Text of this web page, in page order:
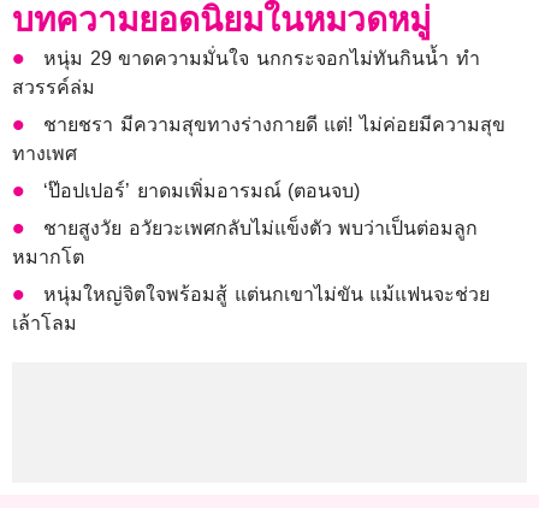
บทความยอดนิยมในหมวดหมู่
หนุ่ม 29 ขาดความมั่นใจ นกกระจอกไม่ทันกินน้ำ ทำ
สวรรค์ล่ม
ชายชรา มีความสุขทางร่างกายดี แต่! ไม่ค่อยมีความสุข
ทางเพศ
‘ป๊อปเปอร์’ ยาดมเพิ่มอารมณ์ (ตอนจบ)
ชายสูงวัย อวัยวะเพศกลับไม่แข็งตัว พบว่าเป็นต่อมลูก
หมากโต
หนุ่มใหญ่จิตใจพร้อมสู้ แต่นกเขาไม่ขัน แม้แฟนจะช่วย
เล้าโลม